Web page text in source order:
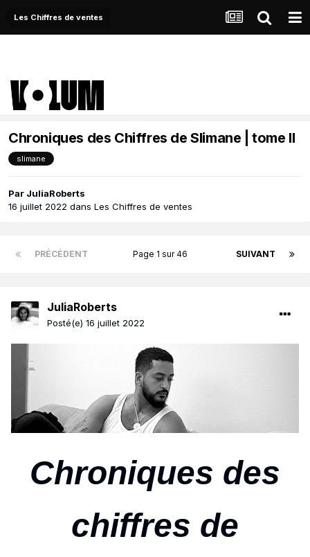
Les Chiffres de ventes
Chroniques des Chiffres de Slimane | tome II
slimane
Par JuliaRoberts
16 juillet 2022 dans Les Chiffres de ventes
PRÉCÉDENT SUIVANT
Page 1 sur 46
JuliaRoberts
Posté(e) 16 juillet 2022
Chroniques des
chiffres de